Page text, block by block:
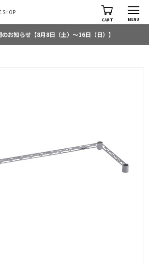
SHOP
CART MENU
お知らせ【8月8日（土）～16日（日）】